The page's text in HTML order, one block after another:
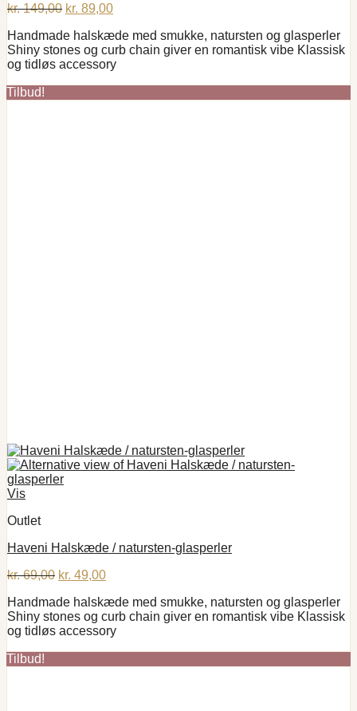
kr.149,00 Den
pris
var:
kr. 149,00.
kr. 89,00Den
pris
er:
kr. 89,00.
Handmade halskæde med smukke, natursten og glasperler
Shiny stones og curb chain giver en romantisk vibe Klassisk
og tidløs accessory
Tilbud!
Vis
Outlet
Haveni Halskæde / natursten-glasperler
kr.69,00 Den
pris
var:
kr. 69,00.
kr. 49,00Den
pris
er:
kr. 49,00.
Handmade halskæde med smukke, natursten og glasperler
Shiny stones og curb chain giver en romantisk vibe Klassisk
og tidløs accessory
Tilbud!